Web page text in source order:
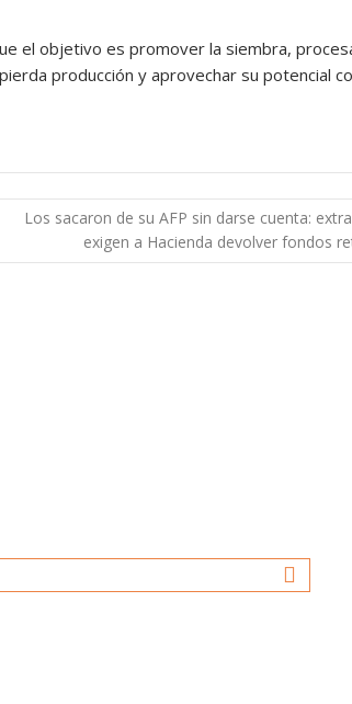
el objetivo es promover la siembra,
producción y aprovechar su potencial
Los sacaron de su AFP sin darse cuenta:
exigen a Hacienda devolver fondos